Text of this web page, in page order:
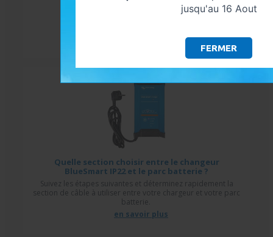
Quelle section choisir entre le changeur
BlueSmart IP22 et le parc batterie ?
Suivez les étapes suivantes et déterminez rapidement la
section de câble à utiliser entre votre chargeur et votre parc
batterie.
en savoir plus
jusqu'au 16 Aout
FERMER